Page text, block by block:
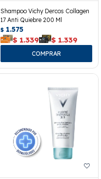
Shampoo Vichy Dercos Collagen
17 Anti Quiebre 200 Ml
$ 1.575
$ 1.339 $ 1.339